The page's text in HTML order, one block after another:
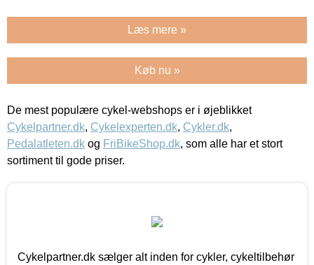
Læs mere »
Køb nu »
De mest populære cykel-webshops er i øjeblikket
Cykelpartner.dk, Cykelexperten.dk, Cykler.dk,
Pedalatleten.dk og FriBikeShop.dk, som alle har et stort
sortiment til gode priser.
Cykelpartner.dk sælger alt inden for cykler, cykeltilbehør